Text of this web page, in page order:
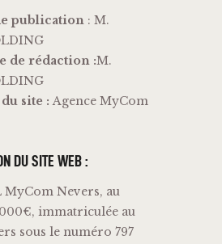
publication : M.
de rédaction :M.
site : Agence MyCom
DU SITE WEB :
MyCom Nevers, au
immatriculée au
sous le numéro 797